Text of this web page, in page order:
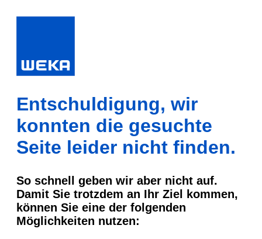
Entschuldigung, wir
konnten die gesuchte
Seite leider nicht finden.
So schnell geben wir aber nicht auf.
Damit Sie trotzdem an Ihr Ziel kommen,
können Sie eine der folgenden
Möglichkeiten nutzen: